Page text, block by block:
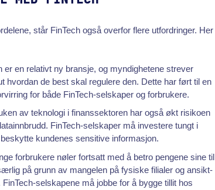
står FinTech også overfor flere utfordringer. Her
er en relativt ny bransje, og myndighetene strever
hvordan de best skal regulere den. Dette har ført til en
for både FinTech-selskaper og forbrukere.
av teknologi i finanssektoren har også økt risikoen
FinTech-selskaper må investere tungt i
kundenes sensitive informasjon.
forbrukere nøler fortsatt med å betro pengene sine til
på grunn av mangelen på fysiske filialer og ansikt-
selskapene må jobbe for å bygge tillit hos